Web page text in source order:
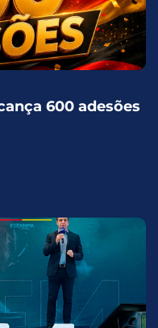
600 adesões